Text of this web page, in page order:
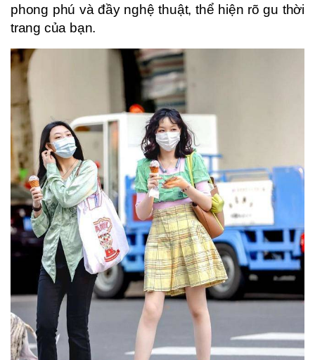
phong phú và đầy nghệ thuật, thể hiện rõ gu thời
trang của bạn.